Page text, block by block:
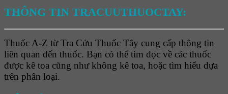
THÔNG TIN TRACUUTHUOCTAY:
Thuốc A-Z từ Tra Cứu Thuốc Tây cung cấp thông tin
liên quan đến thuốc. Bạn có thể tìm đọc về các thuốc
được kê toa cũng như không kê toa, hoặc tìm hiểu dựa
trên phân loại.